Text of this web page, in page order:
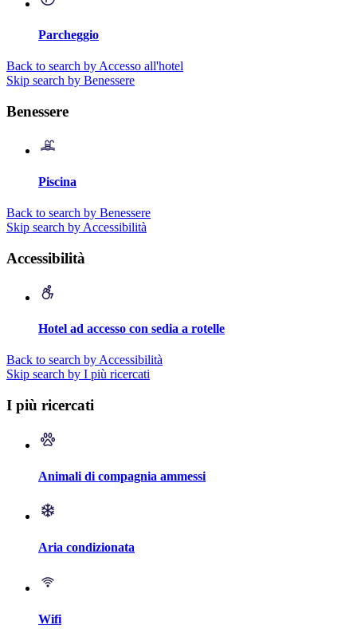
Parcheggio
Back to search by Accesso all'hotel
Skip search by Benessere
Benessere
Piscina
Back to search by Benessere
Skip search by Accessibilità
Accessibilità
Hotel ad accesso con sedia a rotelle
Back to search by Accessibilità
Skip search by I più ricercati
I più ricercati
Animali di compagnia ammessi
Aria condizionata
Wifi